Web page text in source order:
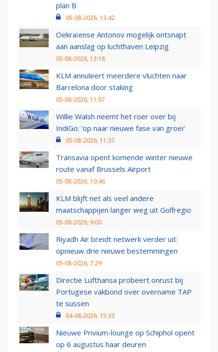
plan B
05-08-2026, 13:42
Oekraïense Antonov mogelijk ontsnapt
aan aanslag op luchthaven Leipzig
05-08-2026, 13:18
KLM annuleert meerdere vluchten naar
Barcelona door staking
05-08-2026, 11:57
Willie Walsh neemt het roer over bij
IndiGo: 'op naar nieuwe fase van groei'
05-08-2026, 11:37
Transavia opent komende winter nieuwe
route vanaf Brussels Airport
05-08-2026, 10:46
KLM blijft net als veel andere
maatschappijen langer weg uit Golfregio
05-08-2026, 9:00
Riyadh Air breidt netwerk verder uit:
opnieuw drie nieuwe bestemmingen
05-08-2026, 7:29
Directie Lufthansa probeert onrust bij
Portugese vakbond over overname TAP
te sussen
04-08-2026, 15:33
Nieuwe Privium-lounge op Schiphol opent
op 6 augustus haar deuren